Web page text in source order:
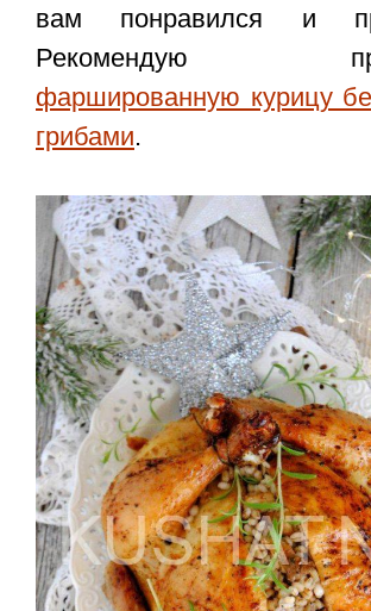
вам понравился и
Рекомендую
фаршированную курицу
грибами.